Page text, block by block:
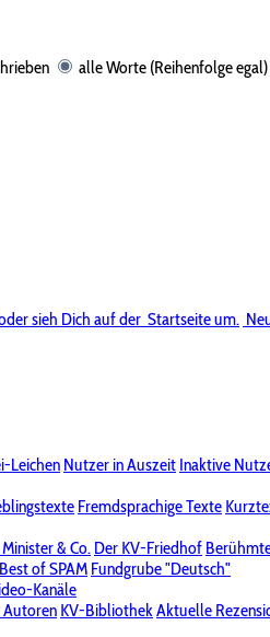
alle Worte (Reihenfolge egal)
sieh Dich auf der Startseite um.
Leichen Nutzer in Auszeit Inaktive
Fremdsprachige Texte
& Co. Der KV-Friedhof
Best of SPAM Fundgrube "Deutsch"
Kanäle
Autoren KV-BibliothekAktuelle